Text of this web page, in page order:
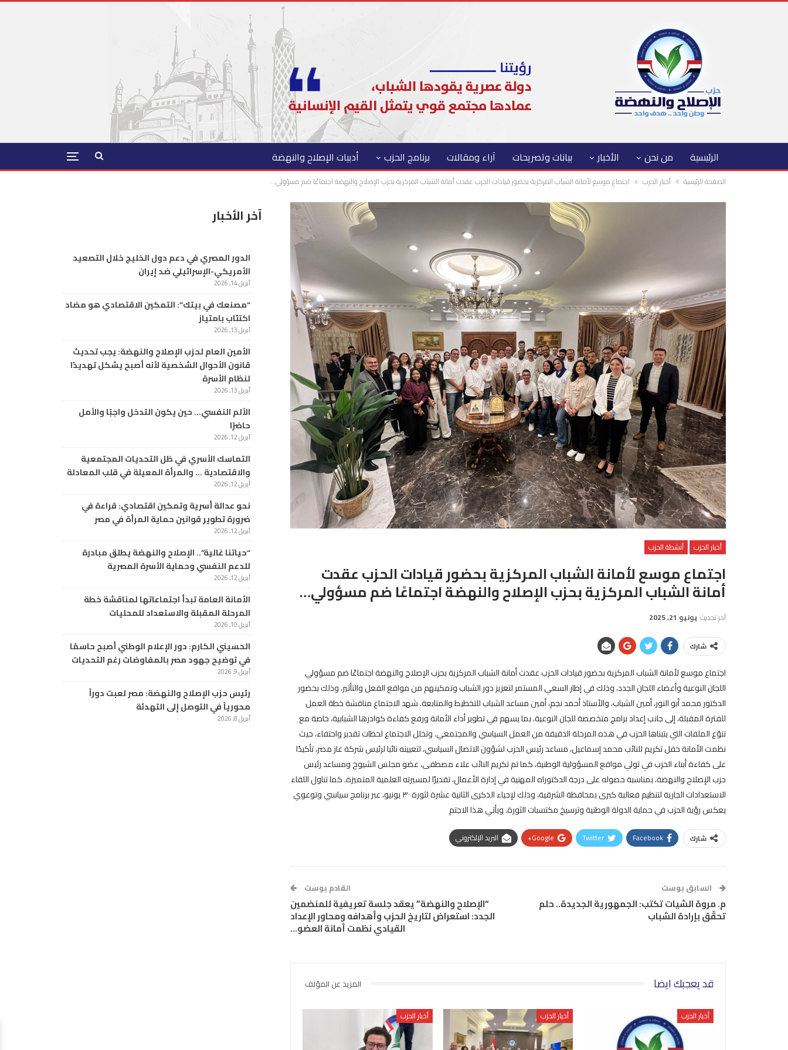
الرئيسية من نحن الأخبار بيانات وتصريحات آراء ومقالات برنامج الحزب أدبيات الإصلاح والنهضة
الصفحة الرئيسية أخبار الحزب اجتماع موسع لأمانة الشباب المركزية بحضور قيادات الحزب عقدت أمانة الشباب المركزية بحزب الإصلاح والنهضة اجتماعًا ضم مسؤولي…
أخبار الحزب أنشطة الحزب
اجتماع موسع لأمانة الشباب المركزية بحضور قيادات الحزب عقدت
أمانة الشباب المركزية بحزب الإصلاح والنهضة اجتماعًا ضم مسؤولي…
آخر تحديث يونيو 21, 2025
شارك
اجتماع موسع لأمانة الشباب المركزية بحضور قيادات الحزب عقدت أمانة الشباب المركزية بحزب الإصلاح والنهضة اجتماعًا ضم مسؤولي
اللجان النوعية وأعضاء اللجان الجدد، وذلك في إطار السعي المستمر لتعزيز دور الشباب وتمكينهم من مواقع الفعل والتأثير، وذلك بحضور
الدكتور محمد أبو النور، أمين الشباب، والأستاذ أحمد نجم، أمين مساعد الشباب للتخطيط والمتابعة. شهد الاجتماع مناقشة خطة العمل
للفترة المقبلة، إلى جانب إعداد برامج متخصصة للجان النوعية، بما يسهم في تطوير أداء الأمانة ورفع كفاءة كوادرها الشبابية، خاصة مع
تنوّع الملفات التي يتبناها الحزب في هذه المرحلة الدقيقة من العمل السياسي والمجتمعي. وتخلل الاجتماع لحظات تقدير واحتفاء، حيث
نظمت الأمانة حفل تكريم للنائب محمد إسماعيل، مساعد رئيس الحزب لشؤون الاتصال السياسي، لتعيينه نائبا لرئيس شركة غاز مصر، تأكيدًا
على كفاءة أبناء الحزب في تولي مواقع المسؤولية الوطنية، كما تم تكريم النائب علاء مصطفى، عضو مجلس الشيوخ ومساعد رئيس
حزب الإصلاح والنهضة، بمناسبة حصوله على درجة الدكتوراه المهنية في إدارة الأعمال، تقديرًا لمسيرته العلمية المتميزة. كما تناول اللقاء
الاستعدادات الجارية لتنظيم فعالية كبرى بمحافظة الشرقية، وذلك لإحياء الذكرى الثانية عشرة لثورة ٣٠ يونيو، عبر برنامج سياسي وتوعوي
يعكس رؤية الحزب في حماية الدولة الوطنية وترسيخ مكتسبات الثورة. ويأتي هذا الاجتم
شارك Facebook
Twitter
Google+ البريد الإلكتروني
السابق بوست
م. مروة الشيات تكتب: الجمهورية الجديدة.. حلم
تحقّق بإرادة الشباب
القادم بوست
“الإصلاح والنهضة” يعقد جلسة تعريفية للمنضمين
الجدد: استعراض لتاريخ الحزب وأهدافه ومحاور الإعداد
القيادي نظمت أمانة العضو…
قد يعجبك ايضا المزيد عن المؤلف
أخبار الحزب أخبار الحزب أخبار الحزب
آخر الأخبار
الدور المصري في دعم دول الخليج خلال التصعيد
الأمريكي-الإسرائيلي ضد إيران
أبريل 14, 2026
“مصنعك في بيتك”: التمكين الاقتصادي هو مضاد
اكتئاب بامتياز
أبريل 13, 2026
الأمين العام لحزب الإصلاح والنهضة: يجب تحديث
قانون الأحوال الشخصية لأنه أصبح يشكل تهديدًا
لنظام الأسرة
أبريل 13, 2026
الألم النفسي… حين يكون التدخل واجبًا والأمل
حاضرًا
أبريل 12, 2026
التماسك الأسري في ظل التحديات المجتمعية
والاقتصادية … والمرأة المعيلة في قلب المعادلة
أبريل 12, 2026
نحو عدالة أسرية وتمكين اقتصادي: قراءة في
ضرورة تطوير قوانين حماية المرأة في مصر
أبريل 12, 2026
“حياتنا غالية”.. الإصلاح والنهضة يطلق مبادرة
للدعم النفسي وحماية الأسرة المصرية
أبريل 12, 2026
الأمانة العامة تبدأ اجتماعاتها لمناقشة خطة
المرحلة المقبلة والاستعداد للمحليات
أبريل 10, 2026
الحسيني الكارم: دور الإعلام الوطني أصبح حاسمًا
في توضيح جهود مصر بالمفاوضات رغم التحديات
أبريل 9, 2026
رئيس حزب الإصلاح والنهضة: مصر لعبت دوراً
محورياً في التوصل إلى التهدئة
أبريل 8, 2026